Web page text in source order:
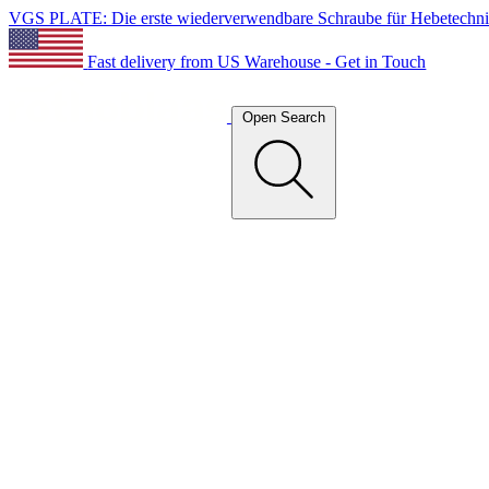
VGS PLATE: Die erste wiederverwendbare Schraube für
Fast delivery from US Warehouse - Get in Touch
Open Search